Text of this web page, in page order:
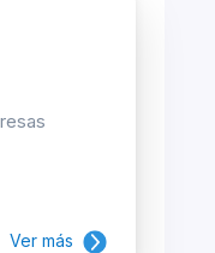
Ver más